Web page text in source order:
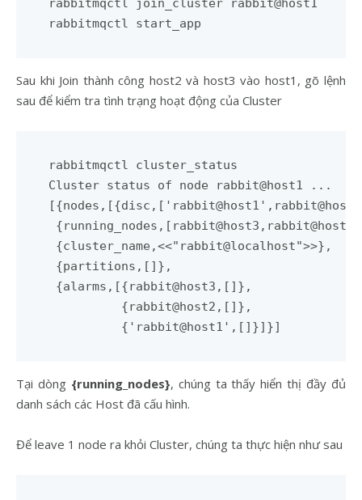
rabbitmqctl join_cluster rabbit@host1
Sau khi Join thành công host2 và host3 vào host1, gõ lệnh
sau để kiểm tra tình trạng hoạt động của Cluster
rabbitmqctl cluster_status
Cluster status of node rabbit@host1 ...
{cluster_name,<<"rabbit@localhost">>},
{partitions,[]},
{alarms,[{rabbit@host3,[]},
          {rabbit@host2,[]},
Tại dòng {running_nodes}, chúng ta thấy hiển thị đầy đủ
danh sách các Host đã cấu hình.
Để leave 1 node ra khỏi Cluster, chúng ta thực hiện như sau